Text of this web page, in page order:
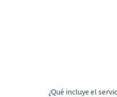
¿Qué incluye el